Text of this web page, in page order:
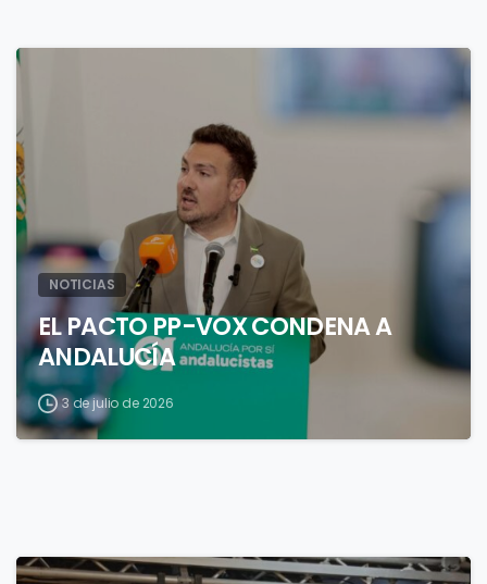
NOTICIAS
EL PACTO PP-VOX CONDENA A
ANDALUCÍA
3 de julio de 2026